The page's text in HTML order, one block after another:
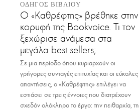
ΟΔΗΓΟΣ ΒΙΒΛΙΟΥ
Ο «Καθρέφτης» βρέθηκε στην
κορυφή της Bookvoice. Τι τον
ξεχώρισε ανάμεσα στα
μεγάλα best sellers;
Σε μια περίοδο όπου κυριαρχούν οι
γρήγορες συνταγές επιτυχίας και οι εύκολες
απαντήσεις, ο «Καθρέφτης» επιλέγει να
εστιάσει σε τρεις έννοιες που διατρέχουν
σχεδόν ολόκληρο το έργο: την πειθαρχία, τη